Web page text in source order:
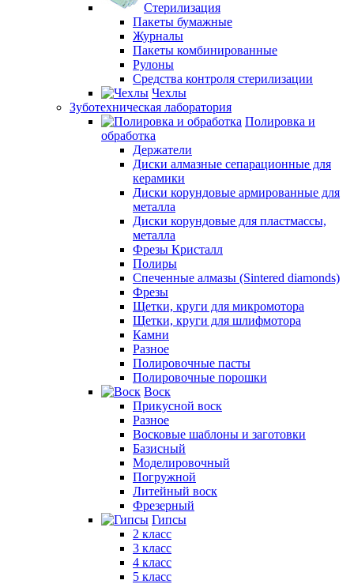
Стерилизация
Пакеты бумажные
Журналы
Пакеты комбинированные
Рулоны
Средства контроля стерилизации
Чехлы
Зуботехническая лаборатория
Полировка и
обработка
Держатели
Диски алмазные сепарационные для
керамики
Диски корундовые армированные для
металла
Диски корундовые для пластмассы,
металла
Фрезы Кристалл
Полиры
Спеченные алмазы (Sintered diamonds)
Фрезы
Щетки, круги для микромотора
Щетки, круги для шлифмотора
Камни
Разное
Полировочные пасты
Полировочные порошки
Воск
Прикусной воск
Разное
Восковые шаблоны и заготовки
Базисный
Моделировочный
Погружной
Литейный воск
Фрезерный
Гипсы
2 класс
3 класс
4 класс
5 класс